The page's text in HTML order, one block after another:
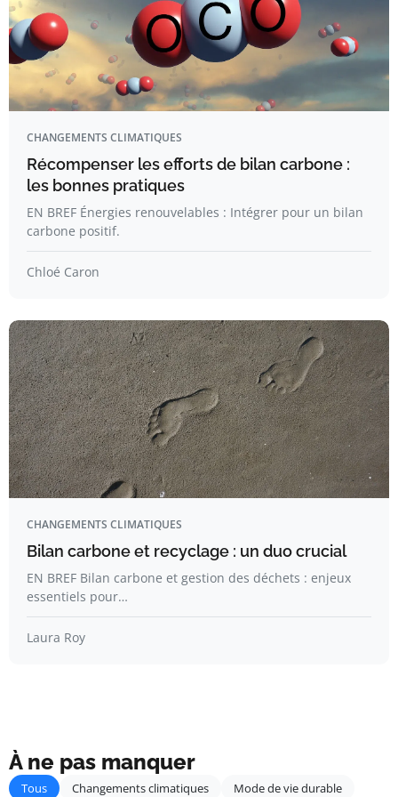
CHANGEMENTS CLIMATIQUES
Récompenser les efforts de bilan carbone :
les bonnes pratiques
EN BREF Énergies renouvelables : Intégrer pour un bilan
carbone positif.
Chloé Caron
CHANGEMENTS CLIMATIQUES
Bilan carbone et recyclage : un duo crucial
EN BREF Bilan carbone et gestion des déchets : enjeux
essentiels pour…
Laura Roy
À ne pas manquer
Tous Changements climatiques
Mode de vie durable